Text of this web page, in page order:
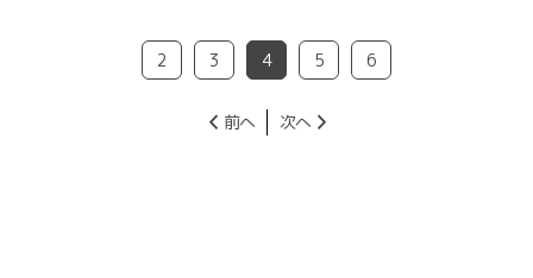
2 3 4 5 6
前へ 次へ